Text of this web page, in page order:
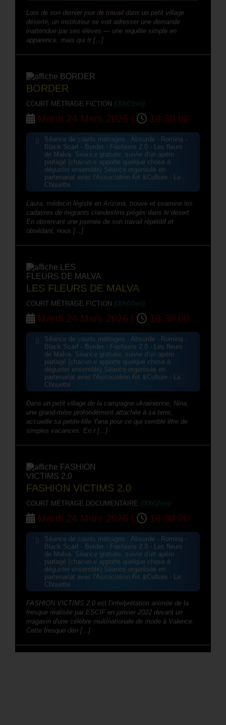
Lors de son dernier jour de travail dans un petit village
déserté, un instituteur se voit adresser une demande
inattendue par ses élèves — une requête simple en
apparence, mais qui tr [...]
BORDER
COURT MÉTRAGE FICTION (00h03mn)
Mardi 24 Mars 2026 | 18:30:00
Séance de courts métrages : Absurde - Romina -
Black Scarf - Border - Fashions 2.0 - Les fleurs
de Malva. Séance gratuite, suivie d'un apéro
partagé (chacun.e apporte quelque chose à
déguster ensemble) Séance organisée en
partenariat avec l'Association Art &Culture - La
Chouette
Laura, médecin légiste en Arizona, trouve et examine les
cadavres de migrants clandestins piégés dans le désert.
En observant une journée de son travail répétitif et
obsédant, nous [...]
LES FLEURS DE MALVA
COURT MÉTRAGE FICTION (00h07mn)
Mardi 24 Mars 2026 | 18:30:00
Séance de courts métrages : Absurde - Romina -
Black Scarf - Border - Fashions 2.0 - Les fleurs
de Malva. Séance gratuite, suivie d'un apéro
partagé (chacun.e apporte quelque chose à
déguster ensemble) Séance organisée en
partenariat avec l'Association Art &Culture - La
Chouette
Dans un petit village de la campagne ukrainienne, Nina,
une grand-mère profondément attachée à sa terre,
accueille sa petite-fille Yana pour ce qui semble être de
simples vacances. En r [...]
FASHION VICTIMS 2.0
COURT MÉTRAGE DOCUMENTAIRE (00h02mn)
Mardi 24 Mars 2026 | 18:30:00
Séance de courts métrages : Absurde - Romina -
Black Scarf - Border - Fashions 2.0 - Les fleurs
de Malva. Séance gratuite, suivie d'un apéro
partagé (chacun.e apporte quelque chose à
déguster ensemble) Séance organisée en
partenariat avec l'Association Art &Culture - La
Chouette
FASHION VICTIMS 2.0 est l’interprétation animée de la
fresque réalisée par ESCIF en janvier 2022 devant un
magasin d'une célèbre multinationale de mode à Valence.
Cette fresque dén [...]